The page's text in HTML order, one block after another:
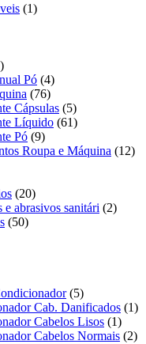
11
22
produtos
Pó 44
produtos
7676
produtos
Cápsulas 55
produtos
Líquido 6161
Pó 99
produtos
Roupa e Máquina 1212
2020
produtos
e abrasivos sanitári 22
5050
55
produtos
Cab. Danificados 11
Cabelos Lisos 11
Cabelos Normais 22